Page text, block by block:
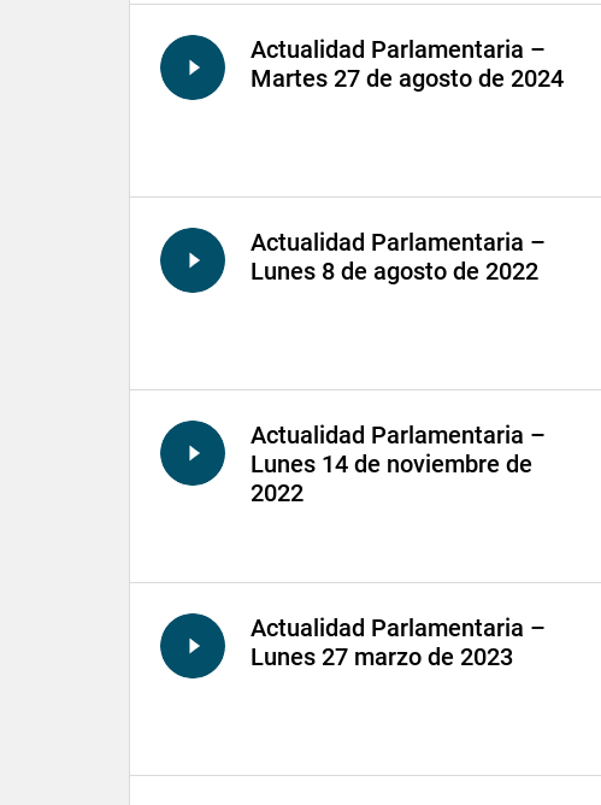
Actualidad Parlamentaria –
Martes 27 de agosto de 2024
Actualidad Parlamentaria –
Lunes 8 de agosto de 2022
Actualidad Parlamentaria –
Lunes 14 de noviembre de
2022
Actualidad Parlamentaria –
Lunes 27 marzo de 2023